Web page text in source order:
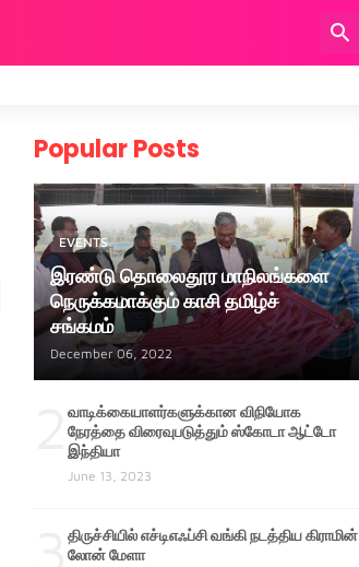
Popular Posts
EVENTS
இரண்டு தொலைதூர மாநிலங்களை
நெருக்கமாக்கும் காசி தமிழ்ச்
சங்கமம்
December 06, 2022
வாடிக்கையாளர்களுக்கான விநியோக
நேரத்தை விரைவுபடுத்தும் ஸ்கோடா ஆட்டோ
இந்தியா
June 13, 2023
திருச்சியில் எச்டிஎஃப்சி வங்கி நடத்திய கிராமின்
லோன் மேளா